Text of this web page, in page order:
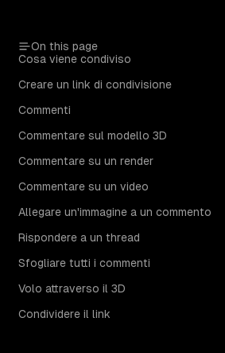
On this page
Cosa viene condiviso
Creare un link di condivisione
Commenti
Commentare sul modello 3D
Commentare su un render
Commentare su un video
Allegare un'immagine a un commento
Rispondere a un thread
Sfogliare tutti i commenti
Volo attraverso il 3D
Condividere il link